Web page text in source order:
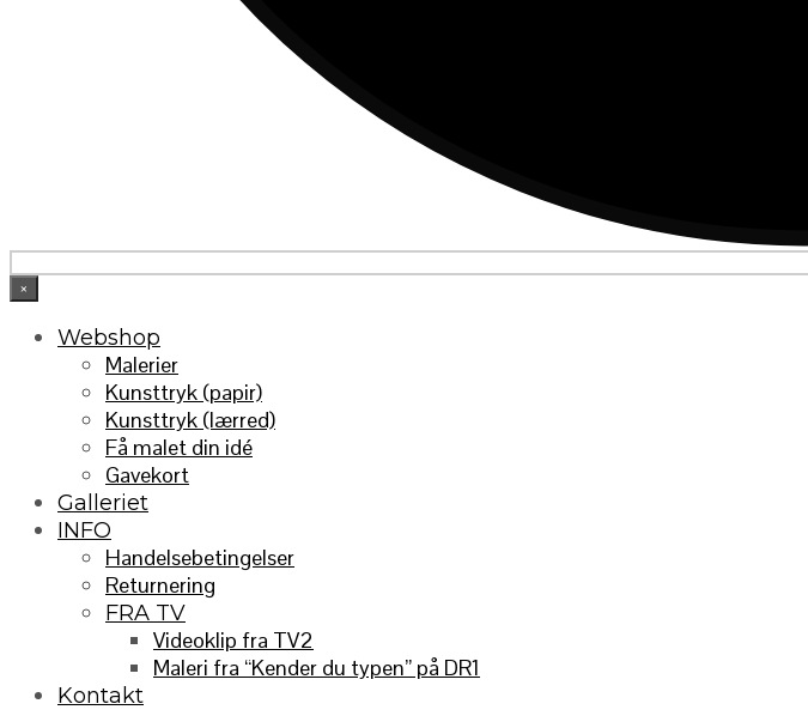
×
Webshop
Malerier
Kunsttryk (papir)
Kunsttryk (lærred)
Få malet din idé
Gavekort
Galleriet
INFO
Handelsebetingelser
Returnering
FRA TV
Videoklip fra TV2
Maleri fra “Kender du typen” på DR1
Kontakt